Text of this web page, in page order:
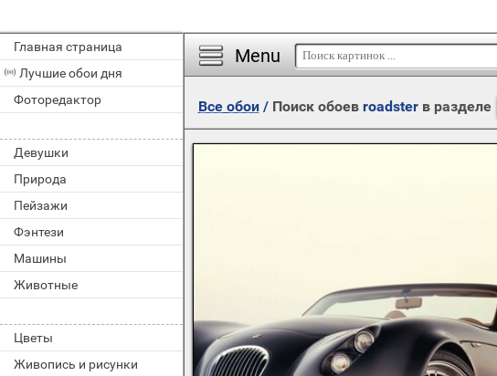
Главная страница
Лучшие обои дня
Фоторедактор
Девушки
Природа
Пейзажи
Фэнтези
Машины
Животные
Цветы
Живопись и рисунки
Menu
Все обои/ Поиск обоев roadsterв разделе